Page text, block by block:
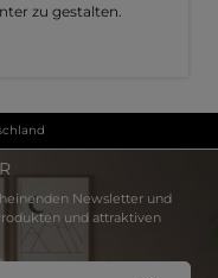
zu gestalten.
Newsletter und
und attraktiven